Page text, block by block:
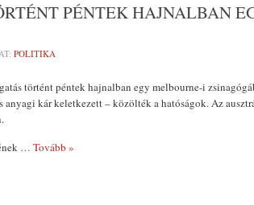
PÉNTEK HAJNALBAN
POLITIKA
történt péntek hajnalban egy melbourne-i
anyagi kár keletkezett – közölték a hatóságok. Az
… Tovább »